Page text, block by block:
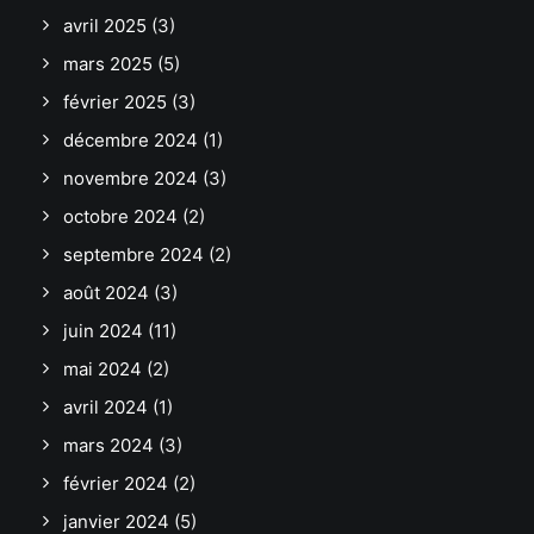
avril 2025 (3)
mars 2025 (5)
février 2025 (3)
décembre 2024 (1)
novembre 2024 (3)
octobre 2024 (2)
septembre 2024 (2)
août 2024 (3)
juin 2024 (11)
mai 2024 (2)
avril 2024 (1)
mars 2024 (3)
février 2024 (2)
janvier 2024 (5)